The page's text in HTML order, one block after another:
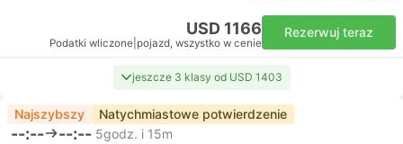
USD 1166
Podatki wliczone pojazd, wszystko w cenie
Rezerwuj teraz
jeszcze 3 klasy od USD 1403
Najszybszy Natychmiastowe potwierdzenie
--:-- --:-- 5godz. i 15m